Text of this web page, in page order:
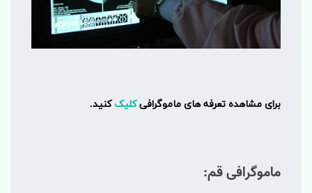
برای مشاهده تعرفه های ماموگرافی کلیک کنید.
ماموگرافی قم: